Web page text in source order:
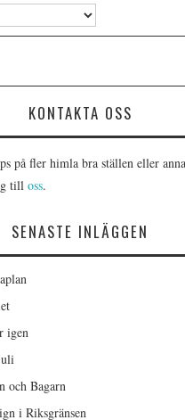
KONTAKTA OSS
på fler himla bra ställen eller
tilloss.
SENASTE INLÄGGEN
igen
och Bagarn
i Riksgränsen